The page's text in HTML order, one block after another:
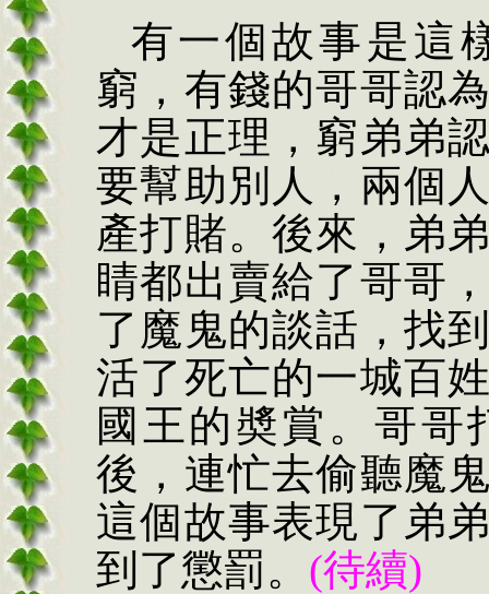
有一個故事是這
窮，有錢的哥哥認
才是正理，窮弟弟
要幫助別人，兩個
產打賭。後來，弟
睛都出賣給了哥哥
了魔鬼的談話，找
活了死亡的一城百
國王的奬賞。哥哥
後，連忙去偷聽魔
這個故事表現了弟
到了懲罰。 (待續)